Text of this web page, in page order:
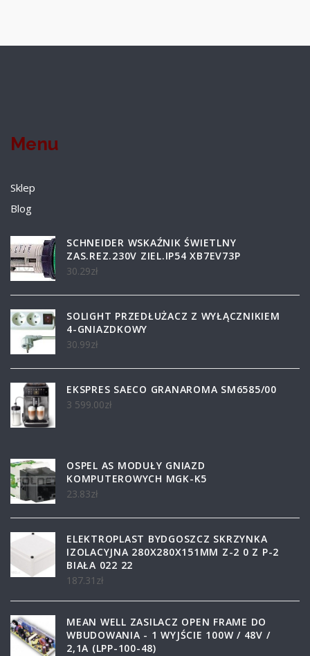
Menu
Sklep
Blog
SCHNEIDER WSKAŹNIK ŚWIETLNY
ZAS.REZ.230V ZIEL.IP54 XB7EV73P
30.29zł
SOLIGHT PRZEDŁUŻACZ Z WYŁĄCZNIKIEM
4-GNIAZDKOWY
30.99zł
EKSPRES SAECO GRANAROMA SM6585/00
3 599.00zł
OSPEL AS MODUŁY GNIAZD
KOMPUTEROWYCH MGK-K5
23.83zł
ELEKTROPLAST BYDGOSZCZ SKRZYNKA
IZOLACYJNA 280X280X151MM Z-2 0 Z P-2
BIAŁA 022 22
187.31 zł
MEAN WELL ZASILACZ OPEN FRAME DO
WBUDOWANIA - 1 WYJŚCIE 100W / 48V /
2,1A (LPP-100-48)